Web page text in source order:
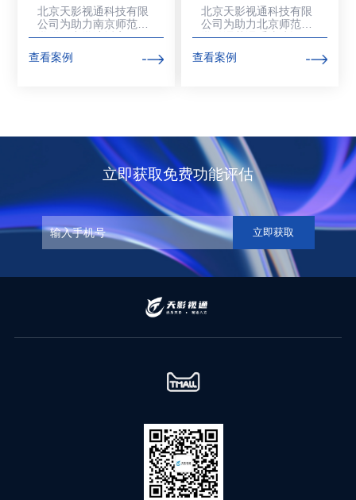
北京天影视通科技有限
公司为助力南京师范大
学附属中学演播室项目
系统建设
查看案例
北京天影视通科技有限
公司为助力北京师范大
学微课慕课系统建设。
查看案例
立即获取免费功能评估